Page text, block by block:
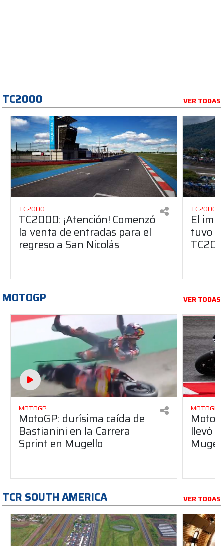
TC2000 VER TODAS
TC2000
TC2000: ¡Atención! Comenzó
la venta de entradas para el
regreso a San Nicolás
TC2000
El
tuvo
MOTOGP VER TODAS
MOTOGP
MotoGP: durísima caída de
Bastianini en la Carrera
Sprint en Mugello
MOTOGP
llevó
TCR SOUTH AMERICA VER TODAS